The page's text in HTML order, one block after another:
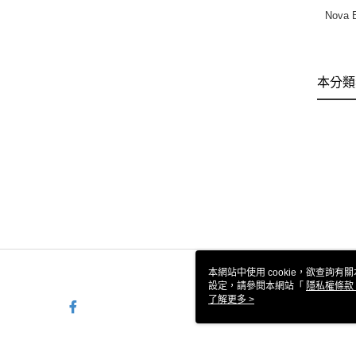
Nova
本分
本網站中使用 cookie，欲查詢有
設定，請參閱本網站「 隱私權條款
使用 cookie。
了解更多 >